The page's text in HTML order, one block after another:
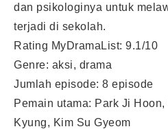
dan psikologinya untuk
terjadi di sekolah.
Rating MyDramaList: 9.1/10
Genre: aksi, drama
Jumlah episode: 8 episode
Pemain utama: Park Ji
Kyung, Kim Su Gyeom